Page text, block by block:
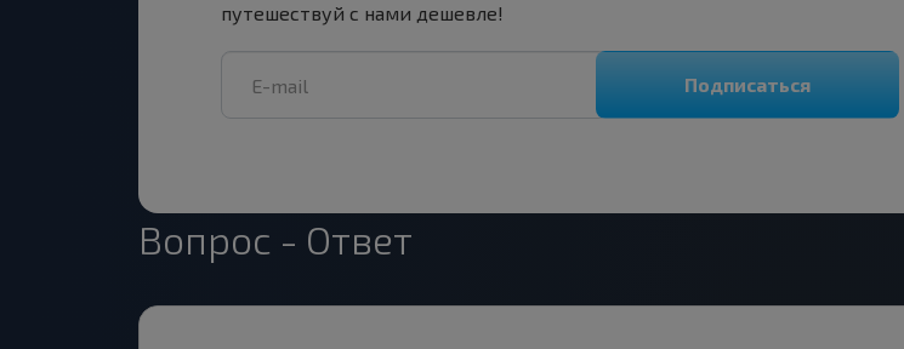
путешествуй с нами дешевле!
Подписаться
Вопрос - Ответ